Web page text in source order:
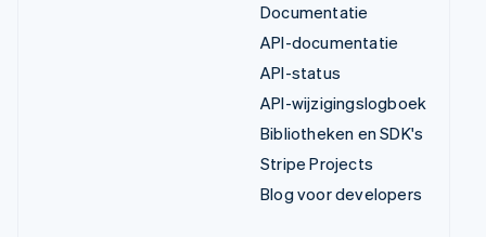
Documentatie
API-documentatie
API-status
API-wijzigingslogboek
Bibliotheken en SDK's
Stripe Projects
Blog voor developers